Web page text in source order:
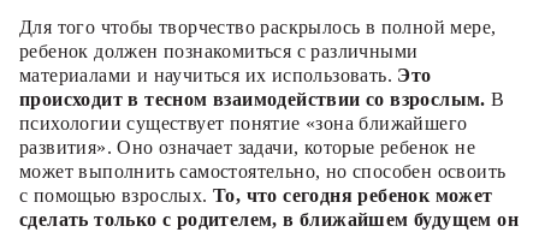
Для того чтобы творчество раскрылось в полной мере,
ребенок должен познакомиться с различными
материалами и научиться их использовать. Это
происходит в тесном взаимодействии со взрослым. В
психологии существует понятие «зона ближайшего
развития». Оно означает задачи, которые ребенок не
может выполнить самостоятельно, но способен освоить
с помощью взрослых. То, что сегодня ребенок может
сделать только с родителем, в ближайшем будущем он